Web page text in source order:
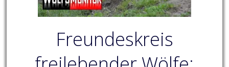
Freundeskreis